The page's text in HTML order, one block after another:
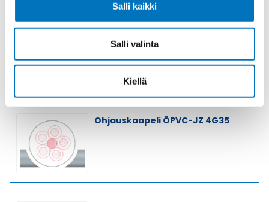
Salli kaikki
Salli valinta
Kiellä
Ohjauskaapeli ÖPVC-JZ 5G25
Ohjauskaapeli ÖPVC-JZ 4G35